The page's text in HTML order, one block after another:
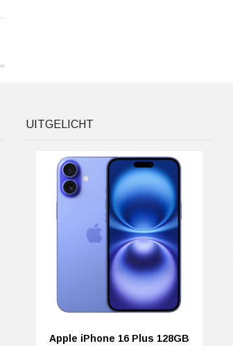
UITGELICHT
Apple iPhone 16 Plus 128GB